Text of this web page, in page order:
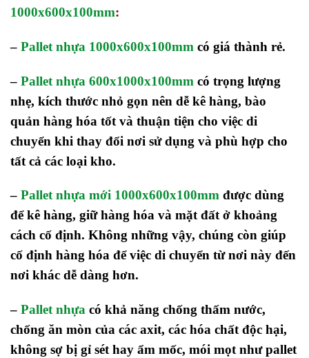
1000x600x100mm:
– Pallet nhựa 1000x600x100mm có giá thành rẻ.
– Pallet nhựa 600x1000x100mm có trọng lượng
nhẹ, kích thước nhỏ gọn nên dễ kê hàng, bào
quản hàng hóa tốt và thuận tiện cho việc di
chuyển khi thay đổi nơi sử dụng và phù hợp cho
tất cả các loại kho.
– Pallet nhựa mới 1000x600x100mm được dùng
để kê hàng, giữ hàng hóa và mặt đất ở khoảng
cách cố định. Không những vậy, chúng còn giúp
cố định hàng hóa để việc di chuyển từ nơi này đến
nơi khác dễ dàng hơn.
– Pallet nhựa có khả năng chống thấm nước,
chống ăn mòn của các axit, các hóa chất độc hại,
không sợ bị gỉ sét hay ẩm mốc, mói mọt như pallet